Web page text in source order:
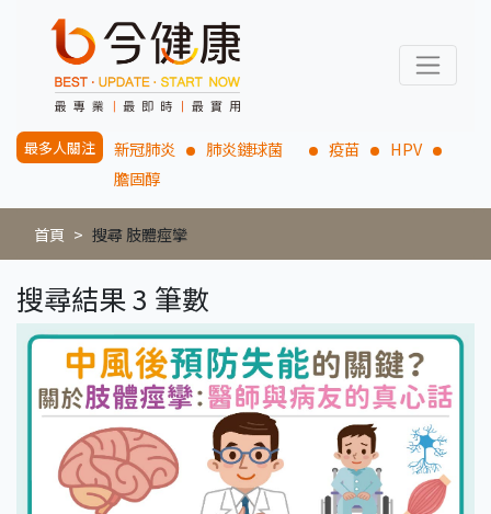
最多人關注 新冠肺炎 肺炎鏈球菌 疫苗
HPV
膽固醇
首頁 搜尋 肢體痙攣
搜尋結果 3 筆數